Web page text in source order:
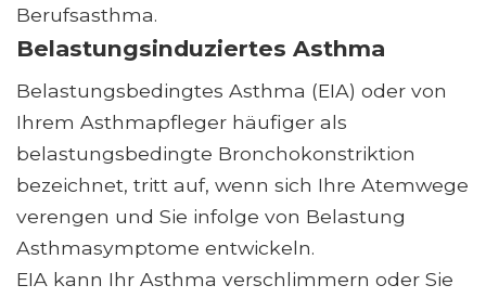
Berufsasthma.
Belastungsinduziertes Asthma
Belastungsbedingtes Asthma (EIA) oder von
Ihrem Asthmapfleger häufiger als
belastungsbedingte Bronchokonstriktion
bezeichnet, tritt auf, wenn sich Ihre Atemwege
verengen und Sie infolge von Belastung
Asthmasymptome entwickeln.
EIA kann Ihr Asthma verschlimmern oder Sie